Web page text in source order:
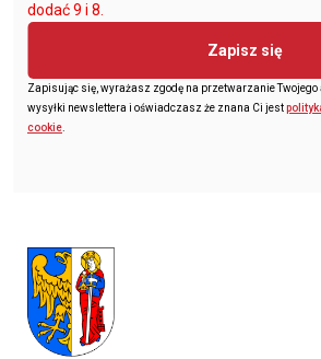
dodać 9 i 8.
Zapisz się
Zapisując się, wyrażasz zgodę na przetwarzanie Twojego
wysyłki newslettera i oświadczasz że znana Ci jest
cookie.